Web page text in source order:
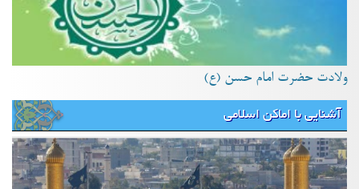
ولادت حضرت امام حسن (ع)
آشنایی با اماکن اسلامی